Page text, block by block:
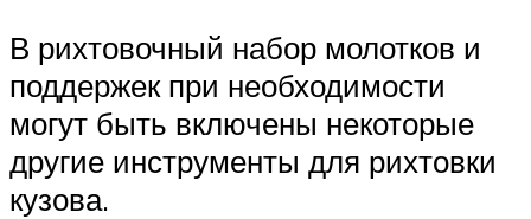
В рихтовочный набор молотков и
поддержек при необходимости
могут быть включены некоторые
другие инструменты для рихтовки
кузова.